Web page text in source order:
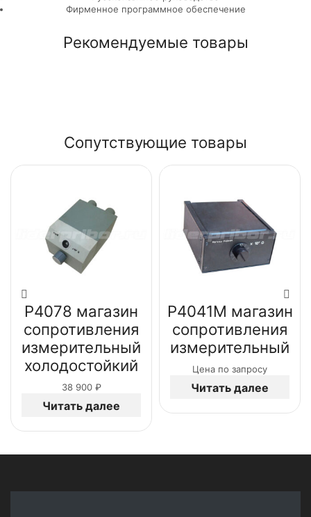
Фирменное программное обеспечение
Рекомендуемые товары
Сопутствующие товары
Р4078 магазин
сопротивления
измерительный
холодостойкий
38 900 ₽
Читать далее
Р4041М магазин
сопротивления
измерительный
Цена по запросу
Читать далее